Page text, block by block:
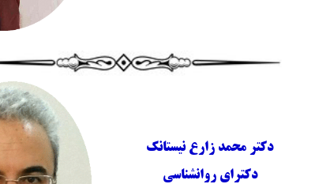
دکتر محمد زارع نیستانک
دکترای روانشناسی